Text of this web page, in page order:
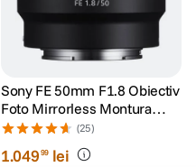
Sony FE 50mm F1.8 Obiectiv
Foto Mirrorless Montura
Sony E
(25)
1.04999 lei